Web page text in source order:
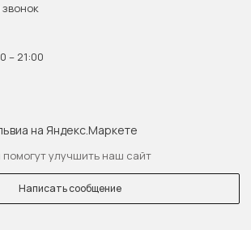
– 21:00
улучшить наш сайт
Написать сообщение